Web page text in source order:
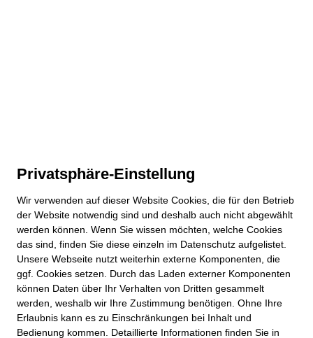
Privatsphäre-Einstellung
Wir verwenden auf dieser Website Cookies, die für den Betrieb
der Website notwendig sind und deshalb auch nicht abgewählt
werden können. Wenn Sie wissen möchten, welche Cookies
das sind, finden Sie diese einzeln im Datenschutz aufgelistet.
Unsere Webseite nutzt weiterhin externe Komponenten, die
ggf. Cookies setzen. Durch das Laden externer Komponenten
können Daten über Ihr Verhalten von Dritten gesammelt
werden, weshalb wir Ihre Zustimmung benötigen. Ohne Ihre
Erlaubnis kann es zu Einschränkungen bei Inhalt und
Bedienung kommen. Detaillierte Informationen finden Sie in